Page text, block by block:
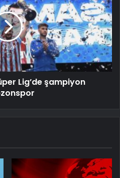
Lig’de şampiyon